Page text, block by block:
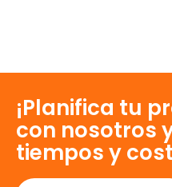
¡Planifica tu
con nosotros
tiempos y